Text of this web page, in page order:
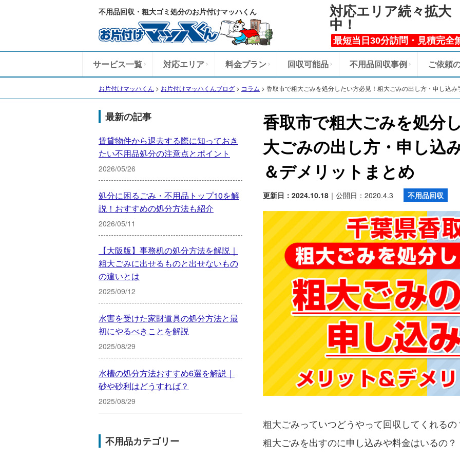
不用品回収・粗大ゴミ処分のお片付けマッハくん 対応エリア続々拡大
中！
最短当日30分訪問・見積完全
サービス一覧 対応エリア 料金プラン 回収可能品 不用品回収事例 ご依頼
お片付けマッハくん > お片付けマッハくんブログ > コラム > 香取市で粗大ごみを処分したい方必見！粗大ごみの出し方・申し込
香取市で粗大ごみを処分
大ごみの出し方・申し込
＆デメリットまとめ
更新日：2024.10.18 ｜公開日：2020.4.3 不用品回収
粗大ごみっていつどうやって回収してくれるの
粗大ごみを出すのに申し込みや料金はいるの？
最新の記事
賃貸物件から退去する際に知っておき
たい不用品処分の注意点とポイント
2026/05/26
処分に困るごみ・不用品トップ10を解
説！おすすめの処分方法も紹介
2026/05/11
【大阪版】事務机の処分方法を解説｜
粗大ごみに出せるものと出せないもの
の違いとは
2025/09/12
水害を受けた家財道具の処分方法と最
初にやるべきことを解説
2025/08/29
水槽の処分方法おすすめ6選を解説｜
砂や砂利はどうすれば？
2025/08/29
不用品カテゴリー